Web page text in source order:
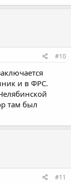
#10
и в ФРС.
там был
#11